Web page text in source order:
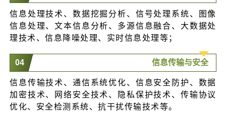
信息处理技术、数据挖掘分析、信号处理系统、图像
信息处理、文本信息分析、多源信息融合、大数据处
理技术、信息降噪处理、实时信息处理等；
04 信息传输与安全
信息传输技术、通信系统优化、信息安全防护、数据
加密技术、网络安全技术、隐私保护技术、传输协议
优化、安全检测系统、抗干扰传输技术等。